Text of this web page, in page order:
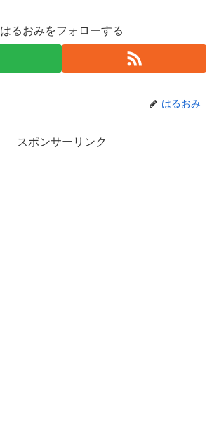
はるおみをフォローする
はるおみ
スポンサーリンク